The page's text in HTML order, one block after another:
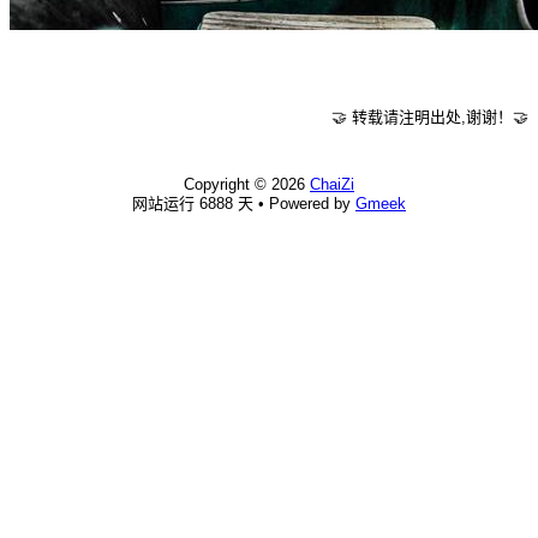
🤝 转载请注明出处,谢谢！🤝
Copyright © 2026 ChaiZi
网站运行 6888 天 • Powered by Gmeek